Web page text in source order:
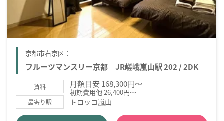
京都市右京区：
フルーツマンスリー京都 JR嵯峨嵐山駅 202 / 2DK
賃料 月額目安 168,300円～
初期費用他 26,400円～
最寄り駅 トロッコ嵐山